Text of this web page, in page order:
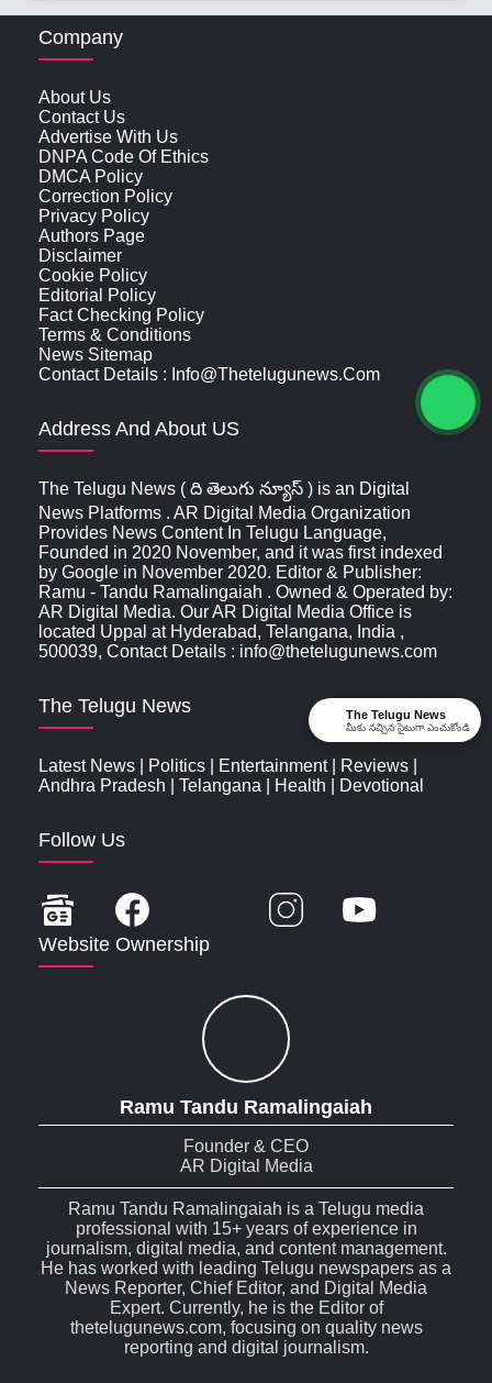
Company
About Us
Contact Us
Advertise With Us
DNPA Code Of Ethics
DMCA Policy
Correction Policy
Privacy Policy
Authors Page
Disclaimer
Cookie Policy
Editorial Policy
Fact Checking Policy
Terms & Conditions
News Sitemap
Contact Details : Info@thetelugunews.com
Address And About US
The Telugu News ( ది తెలుగు న్యూస్‌ ) is an Digital
News Platforms . AR Digital Media Organization
Provides News Content In Telugu Language,
Founded in 2020 November, and it was first indexed
by Google in November 2020. Editor & Publisher:
Ramu - Tandu Ramalingaiah . Owned & Operated by:
AR Digital Media. Our AR Digital Media Office is
located Uppal at Hyderabad, Telangana, India ,
500039, Contact Details : info@thetelugunews.com
The Telugu News
Latest News Politics Entertainment| Reviews
Andhra Pradesh
Telangana Health Devotional
Follow Us
Website Ownership
Ramu Tandu Ramalingaiah
Founder & CEO
AR Digital Media
Ramu Tandu Ramalingaiah is a Telugu media
professional with 15+ years of experience in
journalism, digital media, and content management.
He has worked with leading Telugu newspapers as a
News Reporter, Chief Editor, and Digital Media
Expert. Currently, he is the Editor of
thetelugunews.com, focusing on quality news
reporting and digital journalism.
The Telugu News
మీకు నచ్చిన సైటుగా ఎంచుకోండి